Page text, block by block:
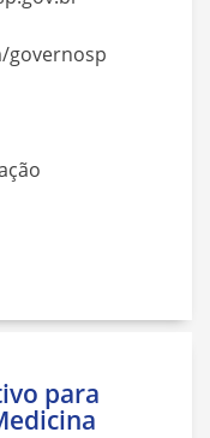
governosp
para